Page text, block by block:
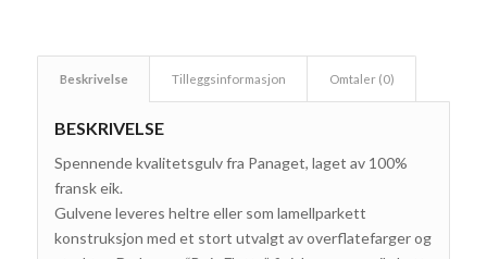
Beskrivelse Tilleggsinformasjon Omtaler (0)
BESKRIVELSE
Spennende kvalitetsgulv fra Panaget, laget av 100%
fransk eik.
Gulvene leveres heltre eller som lamellparkett
konstruksjon med et stort utvalgt av overflatefarger og